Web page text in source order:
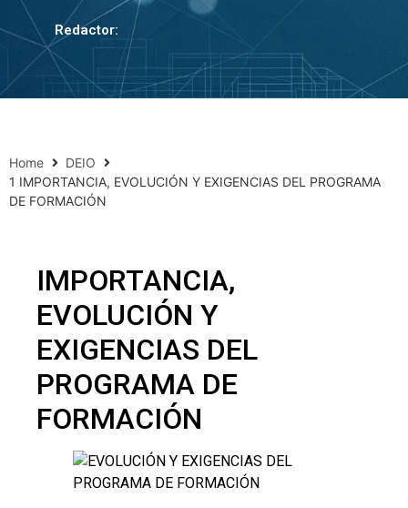
Redactor:
Home
DEIO
1 IMPORTANCIA, EVOLUCIÓN Y EXIGENCIAS DEL PROGRAMA
DE FORMACIÓN
IMPORTANCIA,
EVOLUCIÓN Y
EXIGENCIAS DEL
PROGRAMA DE
FORMACIÓN